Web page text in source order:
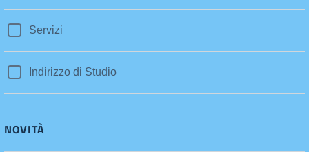
Servizi
Indirizzo di Studio
NOVITÀ